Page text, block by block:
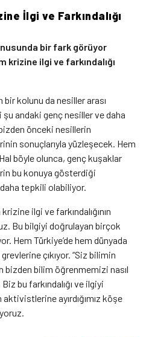
İlgi ve Farkındalığı
bir fark görüyor
krizine ilgi ve farkındalığı
kolunu da nesiller arası
andaki genç nesiller ve daha
önceki nesillerin
sonuçlarıyla yüzleşecek. Hem
böyle olunca, genç kuşaklar
bu konuya gösterdiği
daha tepkili olabiliyor.
ilgi ve farkındalığının
Bu bilgiyi doğrulayan birçok
Hem Türkiye’de hem dünyada
çıkıyor. “Siz bilimin
bilim öğrenmemizi nasıl
bu farkındalığı ve ilgiyi
ayırdığımız köşe